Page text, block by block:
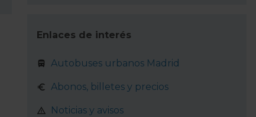
Enlaces de interés
Autobuses urbanos Madrid
Abonos, billetes y precios
Noticias y avisos